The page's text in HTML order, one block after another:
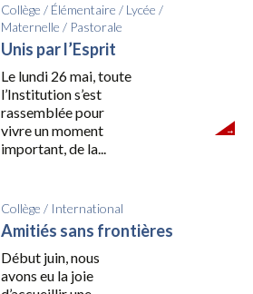
Collège / Élémentaire / Lycée /
Maternelle / Pastorale
Unis par l’Esprit
Le lundi 26 mai, toute
l’Institution s’est
rassemblée pour
vivre un moment
important, de la...
Collège / International
Amitiés sans frontières
Début juin, nous
avons eu la joie